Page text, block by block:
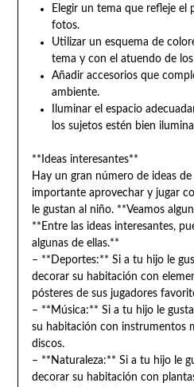
Elegir un tema que refleje el
fotos.
Utilizar un esquema de
tema y con el atuendo de
Añadir accesorios que
ambiente.
Iluminar el espacio
los sujetos estén bien
**Ideas interesantes**
Hay un gran número de ideas
importante aprovechar y jugar
le gustan al niño. **Veamos
**Entre las ideas interesantes,
algunas de ellas.**
– **Deportes:** Si a tu hijo le
decorar su habitación con
pósteres de sus jugadores
– **Música:** Si a tu hijo le
su habitación con instrumentos
discos.
– **Naturaleza:** Si a tu hijo le
decorar su habitación con